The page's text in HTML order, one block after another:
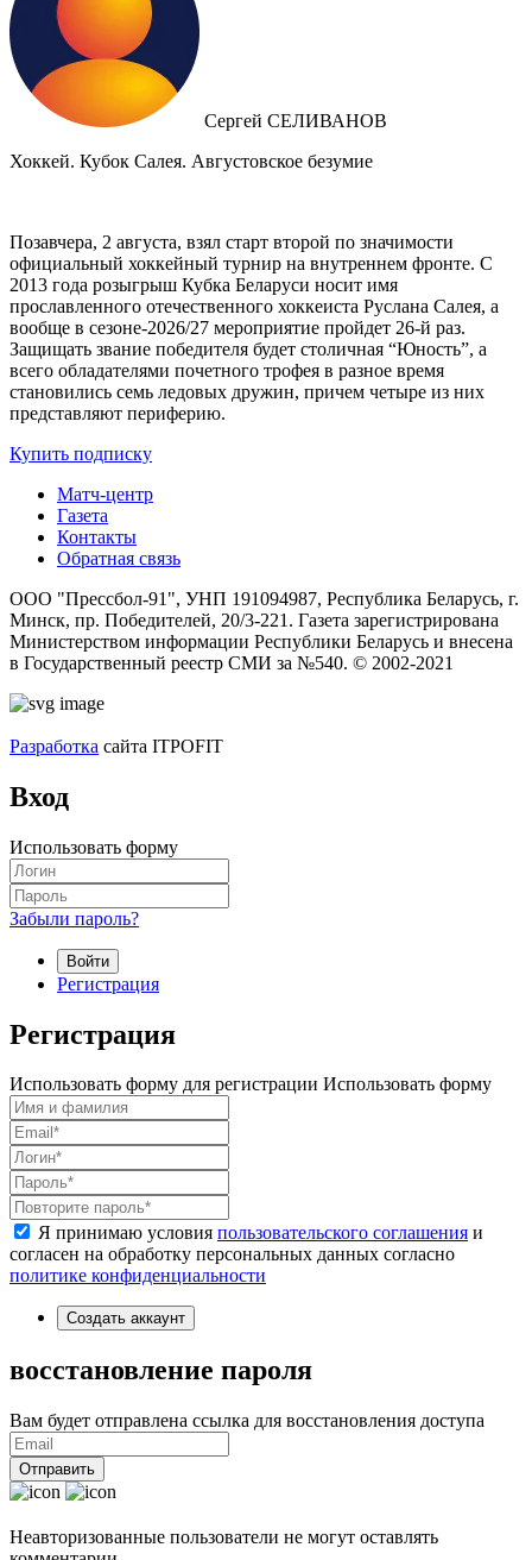
Сергей СЕЛИВАНОВ
Хоккей. Кубок Салея. Августовское безумие
Позавчера, 2 августа, взял старт второй по значимости
официальный хоккейный турнир на внутреннем фронте. C
2013 года розыгрыш Кубка Беларуси носит имя
прославленного отечественного хоккеиста Руслана Салея, а
вообще в сезоне-2026/27 мероприятие пройдет 26-й раз.
Защищать звание победителя будет столичная “Юность”, а
всего обладателями почетного трофея в разное время
становились семь ледовых дружин, причем четыре из них
представляют периферию.
Купить подписку
Матч-центр
Газета
Контакты
Обратная связь
ООО "Прессбол-91", УНП 191094987, Республика Беларусь, г.
Минск, пр. Победителей, 20/3-221. Газета зарегистрирована
Министерством информации Республики Беларусь и внесена
в Государственный реестр СМИ за №540. © 2002-2021
Разработка сайта ITPOFIT
Вход
Использовать форму
Забыли пароль?
Войти
Регистрация
Регистрация
Использовать форму для регистрации Использовать форму
Я принимаю условия пользовательского соглашения и
согласен на обработку персональных данных согласно
политике конфиденциальности
Создать аккаунт
восстановление пароля
Вам будет отправлена ссылка для восстановления доступа
Отправить
Неавторизованные пользователи не могут оставлять